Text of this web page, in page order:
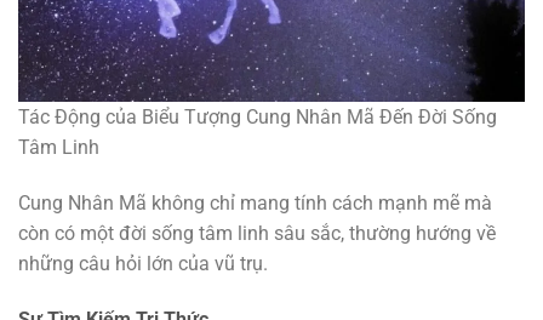
Tác Động của Biểu Tượng Cung Nhân Mã Đến Đời Sống
Tâm Linh
Cung Nhân Mã không chỉ mang tính cách mạnh mẽ mà
còn có một đời sống tâm linh sâu sắc, thường hướng về
những câu hỏi lớn của vũ trụ.